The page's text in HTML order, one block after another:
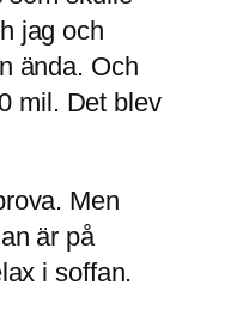
jag och
ända. Och
mil. Det blev
Men
är på
i soffan.